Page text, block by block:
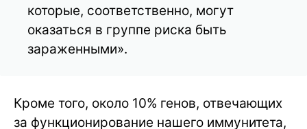
которые, соответственно, могут
оказаться в группе риска быть
зараженными».
Кроме того, около 10% генов, отвечающих
за функционирование нашего иммунитета,